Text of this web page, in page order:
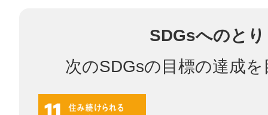
SDGsへのと
次のSDGsの目標の達成
厚木